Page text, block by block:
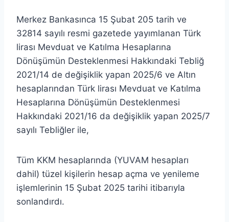
Merkez Bankasınca 15 Şubat 205 tarih ve
32814 sayılı resmi gazetede yayımlanan Türk
lirası Mevduat ve Katılma Hesaplarına
Dönüşümün Desteklenmesi Hakkındaki Tebliğ
2021/14 de değişiklik yapan 2025/6 ve Altın
hesaplarından Türk lirası Mevduat ve Katılma
Hesaplarına Dönüşümün Desteklenmesi
Hakkındaki 2021/16 da değişiklik yapan 2025/7
sayılı Tebliğler ile,
Tüm KKM hesaplarında (YUVAM hesapları
dahil) tüzel kişilerin hesap açma ve yenileme
işlemlerinin 15 Şubat 2025 tarihi itibarıyla
sonlandırdı.